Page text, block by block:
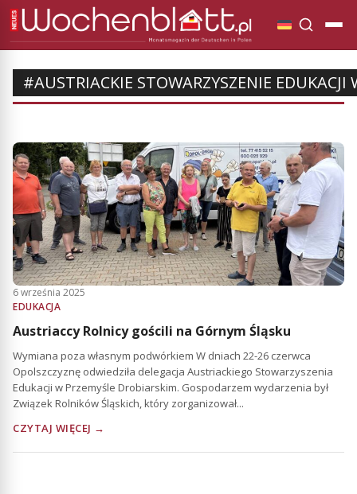
#AUSTRIACKIE STOWARZYSZENIE EDUKACJI
6 września 2025
EDUKACJA
Austriaccy Rolnicy gościli na Górnym Śląsku
Wymiana poza własnym podwórkiem W dniach 22-26 czerwca
Opolszczyznę odwiedziła delegacja Austriackiego Stowarzyszenia
Edukacji w Przemyśle Drobiarskim. Gospodarzem wydarzenia był
Związek Rolników Śląskich, który zorganizował...
CZYTAJ WIĘCEJ →